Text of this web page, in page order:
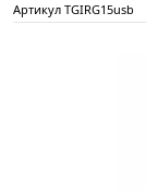
Артикул TGIRG15usb